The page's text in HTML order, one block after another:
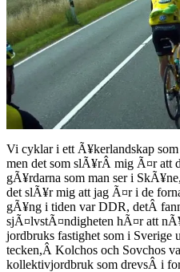
Vi cyklar i ett Ã¥kerlandskap
men det som slÃ¥rÂ mig Ã¤r att
gÃ¥rdarna som man ser i
det slÃ¥r mig att jag Ã¤r i de
gÃ¥ng i tiden var DDR, detÂ
sjÃ¤lvstÃ¤ndigheten hÃ¤r att
jordbruks fastighet som i Sverige
tecken,Â Kolchos och Sovchos
kollektivjordbruk som drevsÂ i